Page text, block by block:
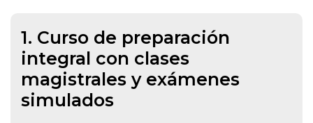
1. Curso de preparación
integral con clases
magistrales y exámenes
simulados